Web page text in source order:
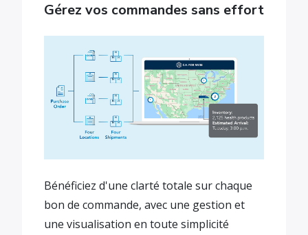
Gérez vos commandes sans effort
Bénéficiez d'une clarté totale sur chaque
bon de commande, avec une gestion et
une visualisation en toute simplicité